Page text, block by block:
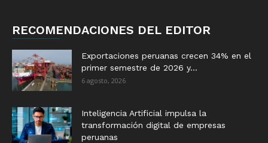
RECOMENDACIONES DEL EDITOR
Exportaciones peruanas crecen 34% en el
primer semestre de 2026 y...
6 agosto, 2026
Inteligencia Artificial impulsa la
transformación digital de empresas
peruanas